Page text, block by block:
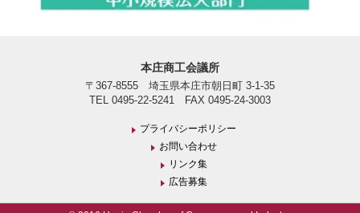
本庄商工会議所
〒367-8555 埼玉県本庄市朝日町 3-1-35
TEL 0495-22-5241 FAX 0495-24-3003
プライバシーポリシー
お問い合わせ
リンク集
広告募集